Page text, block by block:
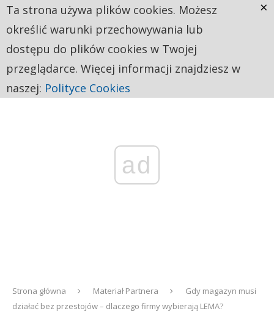
ad
Strona główna Materiał Partnera
Gdy magazyn musi
działać bez przestojów – dlaczego firmy wybierają LEMA?
Ta strona używa plików cookies. Możesz
określić warunki przechowywania lub
dostępu do plików cookies w Twojej
przeglądarce. Więcej informacji znajdziesz w
naszej: Polityce Cookies
×